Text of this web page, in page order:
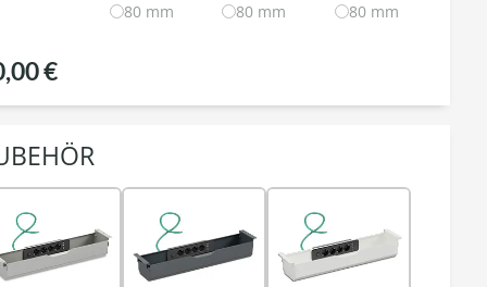
80 mm 80 mm 80 mm
€